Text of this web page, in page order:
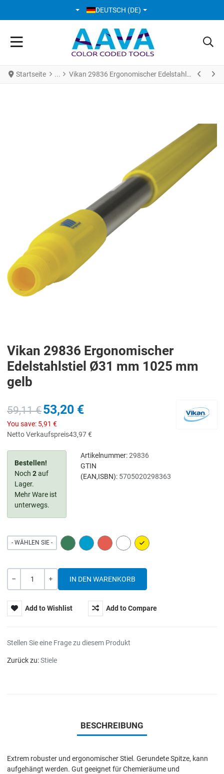
SPRACHE AUSWÄHLEN
DEUTSCH (DE)
Startseite Vikan 29836 Ergonomischer Edelstahlstiel Ø31 mm 1025 mm gelb
Vikan 29836 Ergonomischer
Edelstahlstiel Ø31 mm 1025 mm
gelb
59,11 €53,20 €
You save: 5,91 €
Netto Verkaufspreis43,97 €
Bestellen!
Noch 2auf
Lager.
Mehr Ware ist
unterwegs.
Artikelnummer: 29836
GTIN
(EAN,ISBN): 5705020298363
- WÄHLEN SIE - GREEN BLUE RED WHITE YELLOW
Add to Wishlist Add to Compare
Stellen Sie eine Frage zu diesem Produkt
Zurück zu:Stiele
BESCHREIBUNG
Extrem robuster und ergonomischer Stiel. Gerundete Spitze, kann
aufgehängt werden. Gut geeignet für Chemieräume und